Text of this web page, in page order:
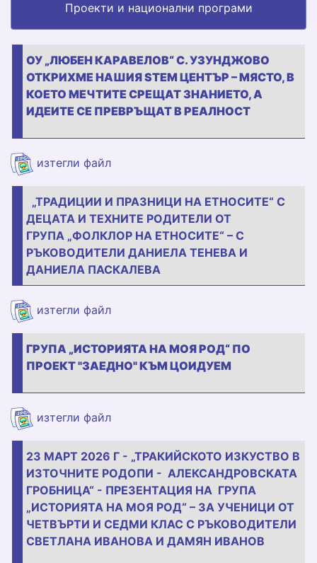
Проекти и национални програми
ОУ „ЛЮБЕН КАРАВЕЛОВ“ С. УЗУНДЖОВО
ОТКРИХМЕ НАШИЯ STEM ЦЕНТЪР – МЯСТО, В
КОЕТО МЕЧТИТЕ СРЕЩАТ ЗНАНИЕТО, А
ИДЕИТЕ СЕ ПРЕВРЪЩАТ В РЕАЛНОСТ
изтегли файл225.jpg
„ТРАДИЦИИ И ПРАЗНИЦИ НА ЕТНОСИТЕ“ С
ДЕЦАТА И ТЕХНИТЕ РОДИТЕЛИ ОТ
ГРУПА „ФОЛКЛОР НА ЕТНОСИТЕ“ – С
РЪКОВОДИТЕЛИ ДАНИЕЛА ТЕНЕВА И
ДАНИЕЛА ПАСКАЛЕВА
изтегли файл101.jpg
ГРУПА „ИСТОРИЯТА НА МОЯ РОД“ ПО
ПРОЕКТ "ЗАЕДНО" КЪМ ЦОИДУЕМ
изтегли файл
23 МАРТ 2026 Г - „ТРАКИЙСКОТО ИЗКУСТВО В
ИЗТОЧНИТЕ РОДОПИ - АЛЕКСАНДРОВСКАТА
ГРОБНИЦА“ - ПРЕЗЕНТАЦИЯ НА ГРУПА
„ИСТОРИЯТА НА МОЯ РОД“ – ЗА УЧЕНИЦИ ОТ
ЧЕТВЪРТИ И СЕДМИ КЛАС С РЪКОВОДИТЕЛИ
СВЕТЛАНА ИВАНОВА И ДАМЯН ИВАНОВ